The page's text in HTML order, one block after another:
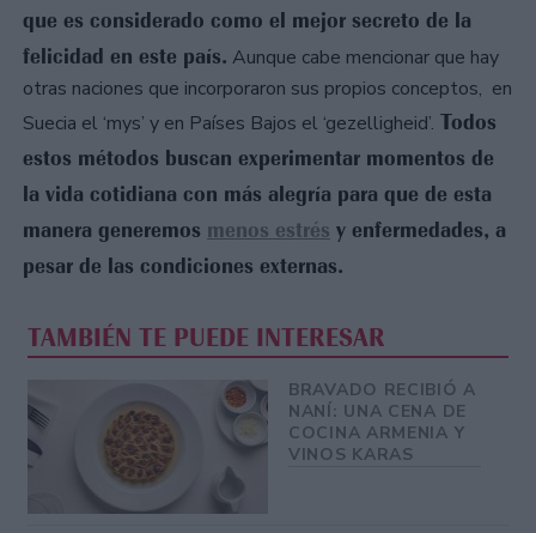
que es considerado como el mejor secreto de la
felicidad en este país. Aunque cabe mencionar que hay
otras naciones que incorporaron sus propios conceptos, en
Suecia el ‘mys’ y en Países Bajos el ‘gezelligheid’. Todos
estos métodos buscan experimentar momentos de
la vida cotidiana con más alegría para que de esta
manera generemos menos estrés y enfermedades, a
pesar de las condiciones externas.
TAMBIÉN TE PUEDE INTERESAR
BRAVADO RECIBIÓ A
NANÍ: UNA CENA DE
COCINA ARMENIA Y
VINOS KARAS